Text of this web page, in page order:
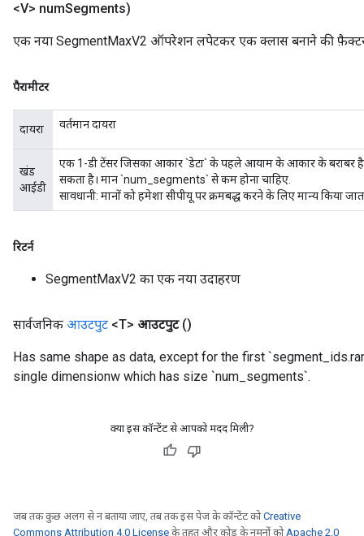
<V> numSegments)
एक नया SegmentMaxV2 ऑपरेशन लपेटकर एक क्लास बनाने की
पैरामीटर
दायरा वर्तमान दायरा
खंड
आईडी
एक 1-डी टेंसर जिसका आकार `डेटा` के पहले आयाम के आकार के बराबर है।
सकता है। मान `num_segments` से कम होना चाहिए.
सावधानी: मानों को हमेशा सीपीयू पर क्रमबद्ध करने के लिए मान्य किया
रिटर्न
SegmentMaxV2 का एक नया उदाहरण
सार्वजनिक आउटपुट <T> आउटपुट ()
Has same shape as data, except for the first
single dimensionw which has size `num_segments`.
क्या इस कॉन्टेंट से आपको मदद मिली?
जब तक कुछ अलग से न बताया जाए, तब तक इस पेज के कॉन्टेंट कोCreative
Commons Attribution 4.0 License के तहत और कोड के नमूनों कोApache 2.0